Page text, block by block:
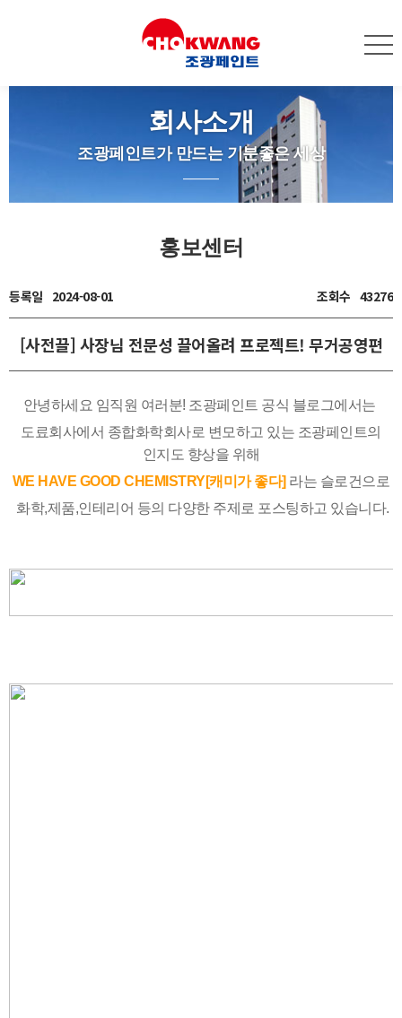
회사소개
조광페인트가 만드는 기분좋은 세상
홍보센터
등록일 2024-08-01 조회수 43276
[사전끌] 사장님 전문성 끌어올려 프로젝트! 무거공영편
안녕하세요 임직원 여러분! 조광페인트 공식 블로그에서는
도료회사에서 종합화학회사로 변모하고 있는 조광페인트의
인지도 향상을 위해
WE HAVE GOOD CHEMISTRY[캐미가 좋다] 라는 슬로건 으로
화학,제품,인테리어 등의 다양한 주제로 포스팅하고 있습니다.